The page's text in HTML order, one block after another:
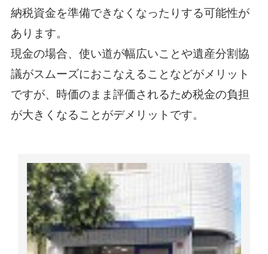
納税資金を準備できなくなったりする可能性が
あります。
現金の場合、使い道が幅広いことや遺産分割協
議がスムーズにおこなえることなどがメリット
ですが、時価のまま評価されるため税金の負担
が大きくなることがデメリットです。